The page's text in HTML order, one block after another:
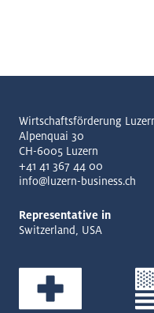
Wirtschaftsförderung
Alpenquai 30
CH-6005 Luzern
+41 41 367 44 00
info@luzern-business.ch
Representative in
Switzerland, USA